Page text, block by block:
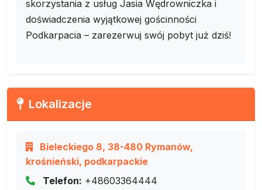
skorzystania z usług Jasia Wędrowniczka i
doświadczenia wyjątkowej gościnności
Podkarpacia – zarezerwuj swój pobyt już dziś!
Lokalizacje
Bieleckiego 8, 38-480 Rymanów,
krośnieński, podkarpackie
Telefon: +48603364444